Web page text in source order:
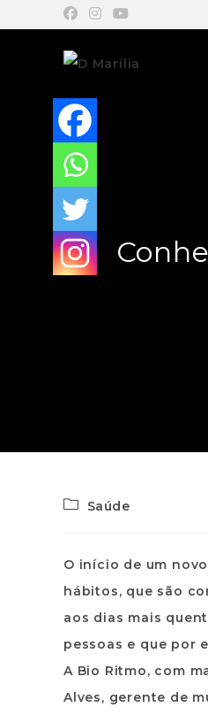
Saúde
O início de um
hábitos, que são
aos dias mais
pessoas e que por
A Bio Ritmo, com
Alves, gerente de